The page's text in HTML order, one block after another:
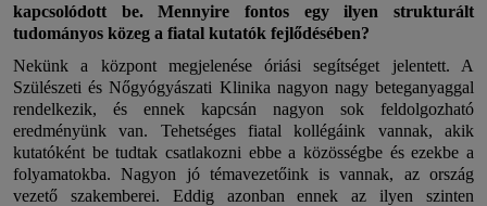
kapcsolódott be. Mennyire fontos egy ilyen strukturált
tudományos közeg a fiatal kutatók fejlődésében?
Nekünk a központ megjelenése óriási segítséget jelentett. A
Szülészeti és Nőgyógyászati Klinika nagyon nagy beteganyaggal
rendelkezik, és ennek kapcsán nagyon sok feldolgozható
eredményünk van. Tehetséges fiatal kollégáink vannak, akik
kutatóként be tudtak csatlakozni ebbe a közösségbe és ezekbe a
folyamatokba. Nagyon jó témavezetőink is vannak, az ország
vezető szakemberei. Eddig azonban ennek az ilyen szinten